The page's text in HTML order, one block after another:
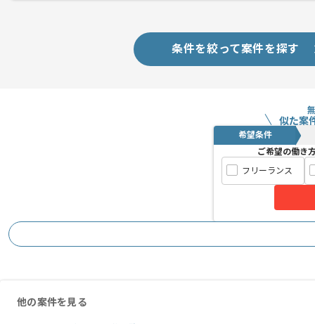
基本的にリモートでの作業を導入してお
条件を絞って案件を探す
似た案
希望条件
ご希望の働き
フリーランス
他の案件を見る